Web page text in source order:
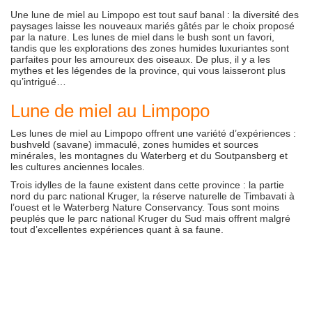
Une lune de miel au Limpopo est tout sauf banal : la diversité des
paysages laisse les nouveaux mariés gâtés par le choix proposé
par la nature. Les lunes de miel dans le bush sont un favori,
tandis que les explorations des zones humides luxuriantes sont
parfaites pour les amoureux des oiseaux. De plus, il y a les
mythes et les légendes de la province, qui vous laisseront plus
qu’intrigué…
Lune de miel au Limpopo
Les lunes de miel au Limpopo offrent une variété d’expériences :
bushveld (savane) immaculé, zones humides et sources
minérales, les montagnes du Waterberg et du Soutpansberg et
les cultures anciennes locales.
Trois idylles de la faune existent dans cette province : la partie
nord du parc national Kruger, la réserve naturelle de Timbavati à
l’ouest et le Waterberg Nature Conservancy. Tous sont moins
peuplés que le parc national Kruger du Sud mais offrent malgré
tout d’excellentes expériences quant à sa faune.